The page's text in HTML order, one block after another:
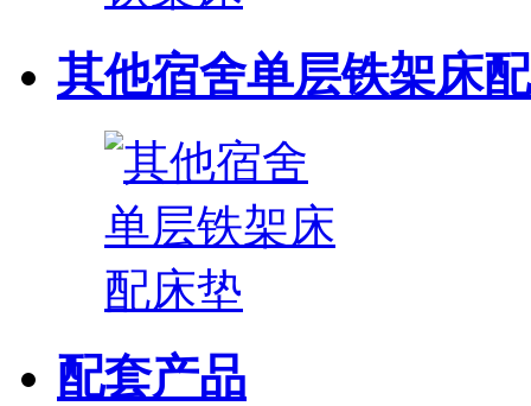
其他宿舍单层铁架床
配套产品